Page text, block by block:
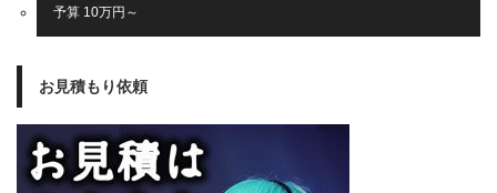
予算 10万円～
お見積もり依頼